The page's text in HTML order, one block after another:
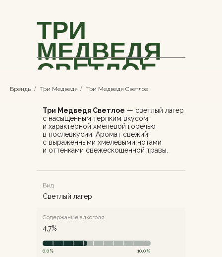
ТРИ
МЕДВЕДЯ
СВЕТЛОЕ
Бренды / Три Медведя / Три Медведя Светлое
Три Медведя Светлое — светлый лагер
с насыщенным терпким вкусом
и характерной хмелевой горечью
в послевкусии. Аромат свежий
с выраженными хмелевыми нотами
и оттенками свежескошенной травы.
Вид
Светлый лагер
Содержание алкоголя
4,7%
0,0% 10,0%